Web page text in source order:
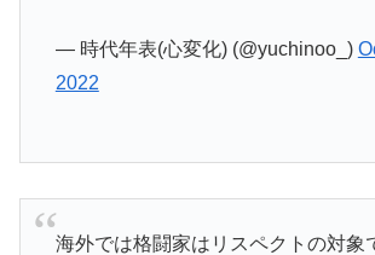
— 時代年表(心変化) (@yuchinoo_)
2022
海外では格闘家はリスペクトの対象